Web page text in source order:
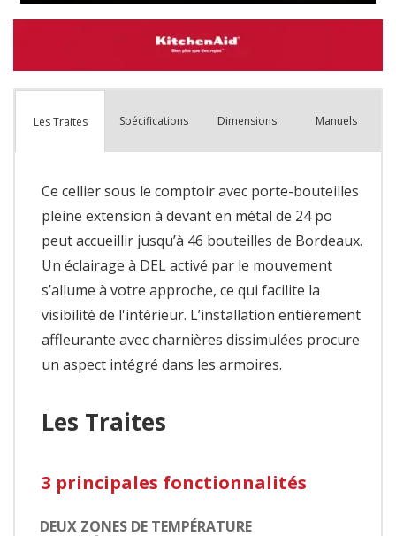
Les Traites Spécifications Dimensions Manuels
Ce cellier sous le comptoir avec porte-bouteilles
pleine extension à devant en métal de 24 po
peut accueillir jusqu’à 46 bouteilles de Bordeaux.
Un éclairage à DEL activé par le mouvement
s’allume à votre approche, ce qui facilite la
visibilité de l'intérieur. L’installation entièrement
affleurante avec charnières dissimulées procure
un aspect intégré dans les armoires.
Les Traites
3 principales fonctionnalités
DEUX ZONES DE TEMPÉRATURE